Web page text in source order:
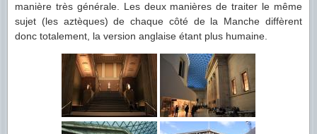
manière très générale. Les deux manières de traiter le même
sujet (les aztèques) de chaque côté de la Manche diffèrent
donc totalement, la version anglaise étant plus humaine.